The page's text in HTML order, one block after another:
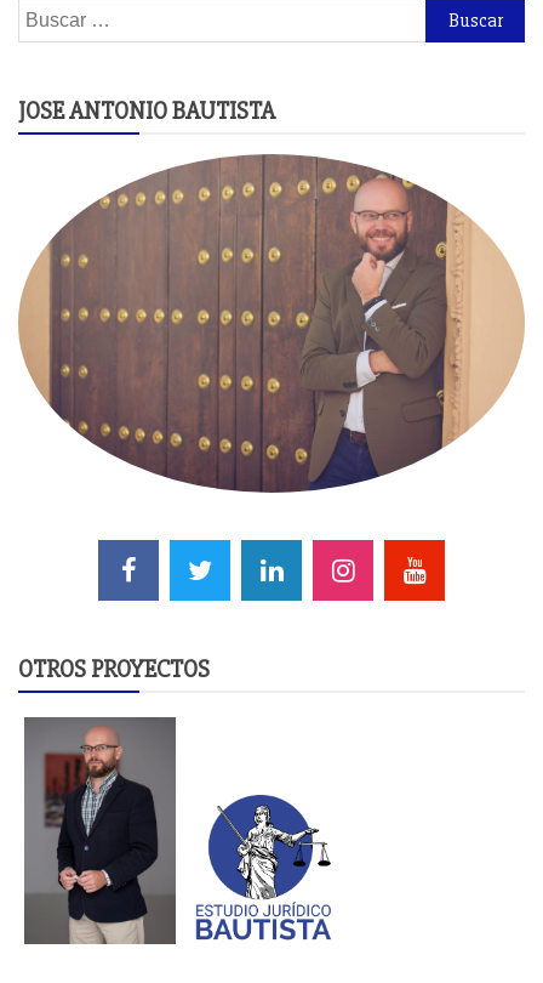
Buscar:
JOSE ANTONIO BAUTISTA
OTROS PROYECTOS